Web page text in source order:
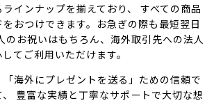
インナップを揃えており、 すべての商品
おつけできます。お急ぎの際も最短翌日
のお祝いはもちろん、海外取引先への法人
てご利用いただけます。
「海外にプレゼントを送る」ための信頼で
豊富な実績と丁寧なサポートで大切な想